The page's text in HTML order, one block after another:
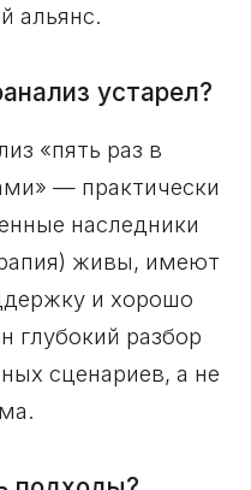
альянс.
устарел?
«пять раз в
— практически
наследники
живы, имеют
и хорошо
глубокий разбор
сценариев, а не